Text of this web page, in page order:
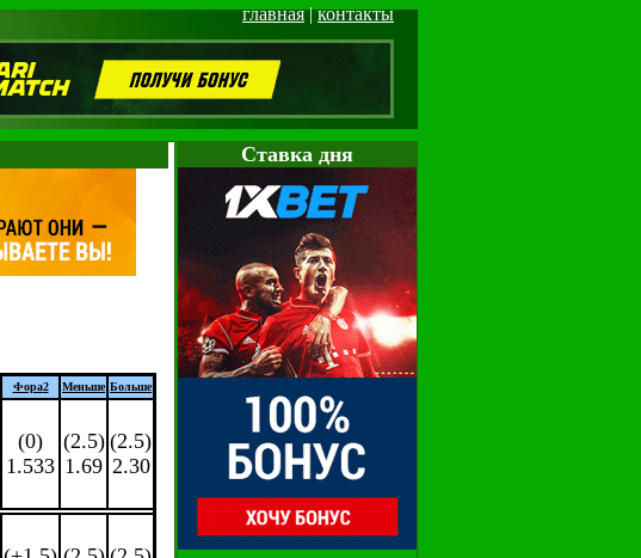
главная|контакты
Cтавка дня
Фора2 Меньше Больше
(0)
1.533
(2.5)
1.69
(2.5)
2.30